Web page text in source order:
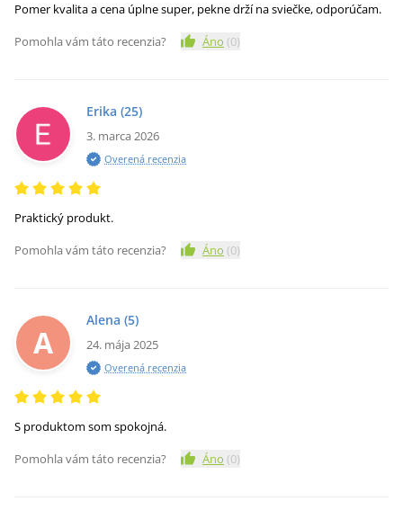
Pomer kvalita a cena úplne super, pekne drží na sviečke, odporúčam.
Pomohla vám táto recenzia?
Áno (0)
Erika (25)
3. marca 2026
Overená recenzia
Praktický produkt.
Pomohla vám táto recenzia?
Áno (0)
A
Alena (5)
24. mája 2025
Overená recenzia
S produktom som spokojná.
Pomohla vám táto recenzia?
Áno (0)